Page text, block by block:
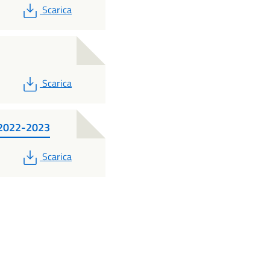
PDF
Scarica
PDF
Scarica
2023
PDF
Scarica